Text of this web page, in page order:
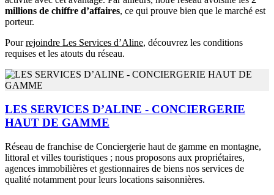
millions de chiffre d’affaires, ce qui prouve bien que le marché est
porteur.
Pourrejoindre Les Services d’Aline, découvrez les conditions
requises et les atouts du réseau.
LES SERVICES D’ALINE - CONCIERGERIE
HAUT DE GAMME
Réseau de franchise de Conciergerie haut de gamme en montagne,
littoral et villes touristiques ; nous proposons aux propriétaires,
agences immobilières et gestionnaires de biens nos services de
qualité notamment pour leurs locations saisonnières.